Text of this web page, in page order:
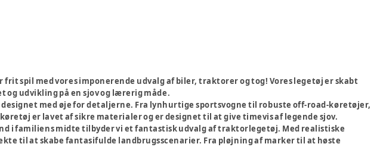
spil med vores imponerende udvalg af biler, traktorer og tog! Vores legetøj er skabt
udvikling på en sjov og lærerig måde.
med øje for detaljerne. Fra lynhurtige sportsvogne til robuste off-road-køretøjer,
er lavet af sikre materialer og er designet til at give timevis af legende sjov.
i familiens midte tilbyder vi et fantastisk udvalg af traktorlegetøj. Med realistiske
til at skabe fantasifulde landbrugsscenarier. Fra pløjning af marker til at høste